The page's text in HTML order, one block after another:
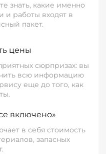
знать, какие именно
и работы входят в
пакет.
цены
сюрпризах: вы
всю информацию
еще до того, как
включено»
в себя стоимость
запасных